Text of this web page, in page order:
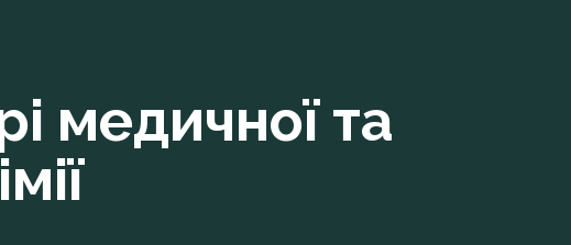
медичної та